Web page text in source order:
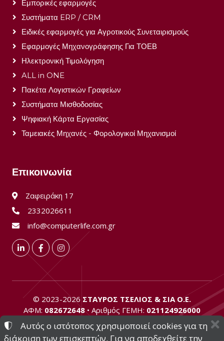
Εμπορικές εφαρμογές
Συστήματα ERP / CRM
Ειδικές εφαρμογές για Αγροτικούς Συνεταιρισμούς
Εφαρμογές Μηχανογράφησης Για ΤΟΕΒ
Ηλεκτρονική Τιμολόγηση
ALL in ONE
Πακέτα Λογιστικών Γραφείων
Συστήματα Μισθοδοσίας
Ψηφιακή Κάρτα Εργασίας
Ταμειακές Μηχανές - Φορολογικοί Μηχανισμοί
Επικοινωνία
Ζαφειράκη 17
2332026611
info@computerlife.com.gr
LinkedInFacebookInstagram
© 2023-2026 ΣΤΑΥΡΟΣ ΤΣΕΛΙΟΣ & ΣΙΑ Ο.Ε.
ΑΦΜ: 082672648• Αριθμός ΓΕΜΗ: 021124926000
ΟΡΟΙ ΧΡΗΣΗΣ•ΠΟΛΙΤΙΚΗ ΑΠΟΡΡΗΤΟΥ•ΠΟΛΙΤΙΚΗ COOKIES
Αυτός ο ιστότοπος χρησιμοποιεί cookies για τη
διάκριση των επισκεπτών. Για να αποδεχθείτε την